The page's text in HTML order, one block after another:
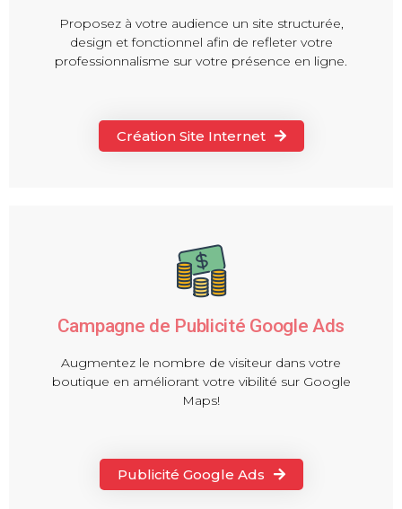
Proposez à votre audience un site structurée,
design et fonctionnel afin de refleter votre
professionnalisme sur votre présence en ligne.
Création Site Internet
Campagne de Publicité Google Ads
Augmentez le nombre de visiteur dans votre
boutique en améliorant votre vibilité sur Google
Maps!
Publicité Google Ads